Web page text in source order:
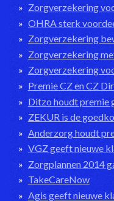
Zorgverzekering
OHRA sterk
Zorgverzekering
Zorgverzekering
Zorgverzekering
Premie CZ en CZ
Ditzo houdt premie
ZEKUR is de
Anderzorg houdt
VGZ geeft nieuwe
Zorgplannen 2014
TakeCareNow
Agis geeft nieuwe